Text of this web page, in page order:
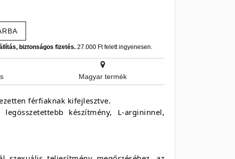
biztonságos fizetés. 27.000 Ft felett ingyenesen.
Magyar termék
férfiaknak kifejlesztve.
készítmény, L-argininnel,